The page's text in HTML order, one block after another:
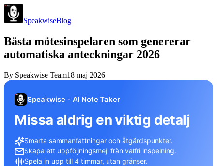
SpeakwiseBlog
Bästa mötesinspelaren som genererar
automatiska anteckningar 2026
By Speakwise Team18 maj 2026
Speakwise - AI Note Taker
Missa aldrig en viktig detalj
Smarta sammanfattningar och åtgärdspunkter.
Skapa ett uppföljningsmejl från valfri inspelning.
Spela in upp till 4 timmar, utan gränser.